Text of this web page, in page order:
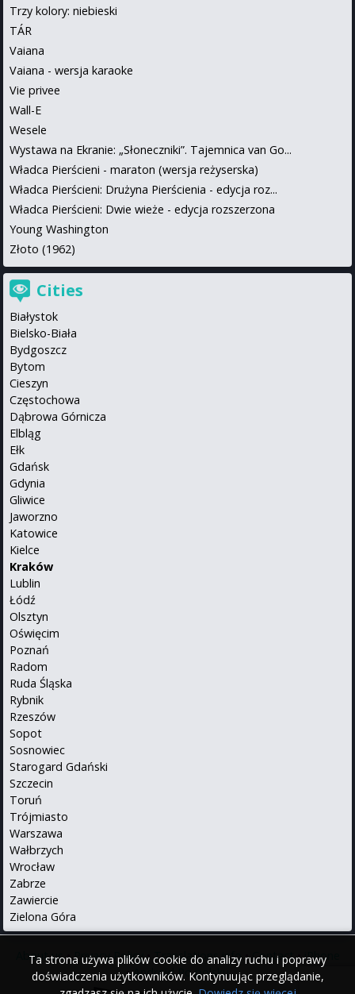
Ta strona używa plików cookie do analizy ruchu i poprawy
doświadczenia użytkowników. Kontynuując przeglądanie,
Trzy kolory: niebieski
TÁR
Vaiana
Vaiana - wersja karaoke
Vie privee
Wall-E
Wesele
Wystawa na Ekranie: „Słoneczniki”. Tajemnica van Go...
Władca Pierścieni - maraton (wersja reżyserska)
Władca Pierścieni: Drużyna Pierścienia - edycja roz...
Władca Pierścieni: Dwie wieże - edycja rozszerzona
Young Washington
Złoto (1962)
Cities
Białystok
Bielsko-Biała
Bydgoszcz
Bytom
Cieszyn
Częstochowa
Dąbrowa Górnicza
Elbląg
Ełk
Gdańsk
Gdynia
Gliwice
Jaworzno
Katowice
Kielce
Kraków
Lublin
Łódź
Olsztyn
Oświęcim
Poznań
Radom
Ruda Śląska
Rybnik
Rzeszów
Sopot
Sosnowiec
Starogard Gdański
Szczecin
Toruń
Trójmiasto
Warszawa
Wałbrzych
Wrocław
Zabrze
Zawiercie
Zielona Góra
About us•Privacy Policy• Translations info•Contact•iPhone
•Android Po polsku